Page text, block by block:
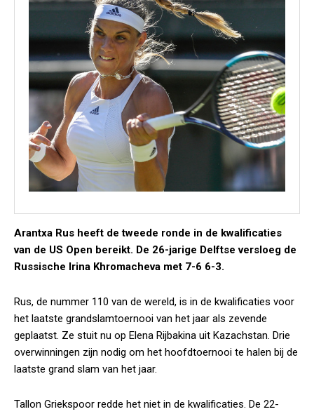
Arantxa Rus heeft de tweede ronde in de kwalificaties
van de US Open bereikt. De 26-jarige Delftse versloeg de
Russische Irina Khromacheva met 7-6 6-3.
Rus, de nummer 110 van de wereld, is in de kwalificaties voor
het laatste grandslamtoernooi van het jaar als zevende
geplaatst. Ze stuit nu op Elena Rijbakina uit Kazachstan. Drie
overwinningen zijn nodig om het hoofdtoernooi te halen bij de
laatste grand slam van het jaar.
Tallon Griekspoor redde het niet in de kwalificaties. De 22-